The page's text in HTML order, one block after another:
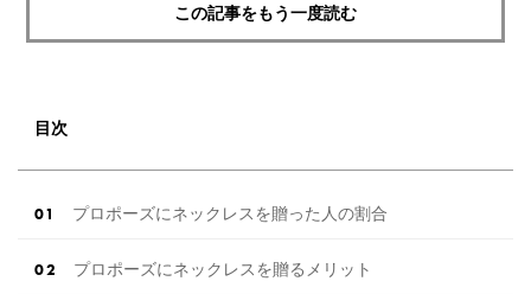
この記事をもう一度読む
目次
プロポーズにネックレスを贈った人の割合
プロポーズにネックレスを贈るメリット